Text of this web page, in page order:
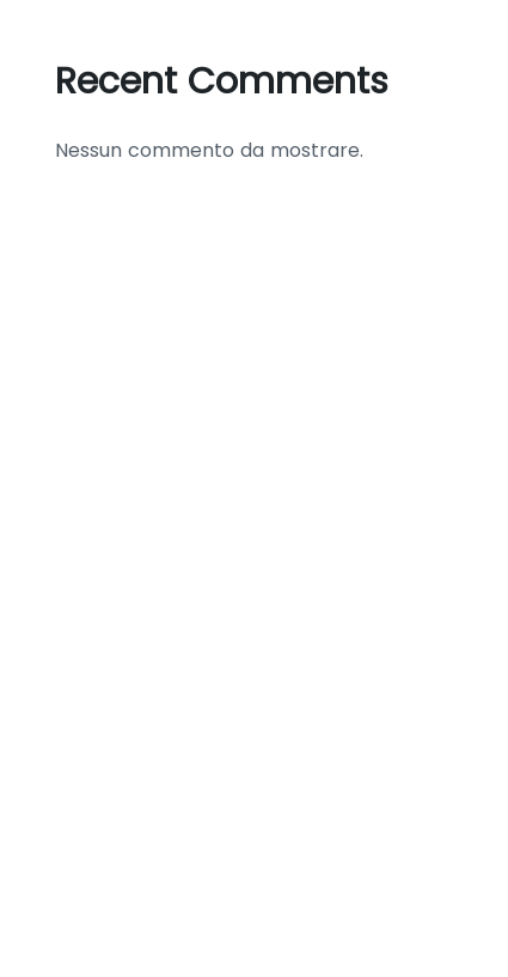
Recent Comments
Nessun commento da mostrare.